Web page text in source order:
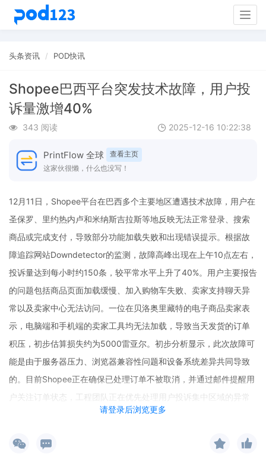
头条资讯 POD快讯
Shopee巴西平台突发技术故障，用户投
诉量激增40%
343 阅读 2025-12-16 10:22:38
PrintFlow 全球
查看主页
这家伙很懒，什么也没写！
请登录后浏览更多
12月11日，Shopee平台在巴西多个主要地区遭遇技术故障，用户在
圣保罗、里约热内卢和米纳斯吉拉斯等地反映无法正常登录、搜索
商品或完成支付，导致部分功能加载失败和出现错误提示。根据故
障追踪网站Downdetector的监测，故障高峰出现在上午10点左右，
投诉量达到每小时约150条，较平常水平上升了40%。用户主要报告
的问题包括商品页面加载缓慢、加入购物车失败、卖家支持聊天异
常以及卖家中心无法访问。一位在贝洛奥里藏特的电子商品卖家表
示，电脑端和手机端的卖家工具均无法加载，导致当天发货的订单
积压，初步估算损失约为5000雷亚尔。初步分析显示，此次故障可
能是由于服务器压力、浏览器兼容性问题和设备系统差异共同导致
的。目前Shopee正在确保已处理订单不被取消，并通过邮件提醒用
户关注订单状态，工程团队正在优先处理用户投诉集中区域的异常